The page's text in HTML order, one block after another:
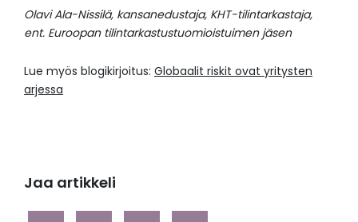
Olavi Ala-Nissilä, kansanedustaja, KHT-tilintarkastaja,
ent. Euroopan tilintarkastustuomioistuimen jäsen
Lue myös blogikirjoitus: Globaalit riskit ovat yritysten
arjessa
Jaa artikkeli